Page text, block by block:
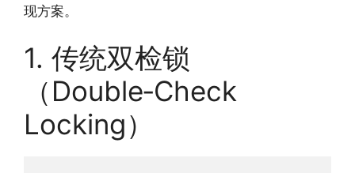
现方案。
1. 传统双检锁
（Double‑Check
Locking）